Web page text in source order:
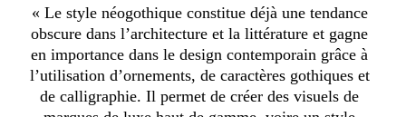
« Le style néogothique constitue déjà une tendance
obscure dans l’architecture et la littérature et gagne
en importance dans le design contemporain grâce à
l’utilisation d’ornements, de caractères gothiques et
de calligraphie. Il permet de créer des visuels de